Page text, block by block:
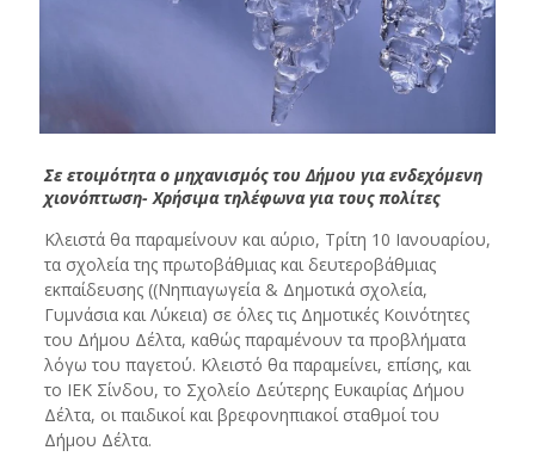
Σε ετοιμότητα ο μηχανισμός του Δήμου για ενδεχόμενη
χιονόπτωση- Χρήσιμα τηλέφωνα για τους πολίτες
Κλειστά θα παραμείνουν και αύριο, Τρίτη 10 Ιανουαρίου,
τα σχολεία της πρωτοβάθμιας και δευτεροβάθμιας
εκπαίδευσης ((Νηπιαγωγεία & Δημοτικά σχολεία,
Γυμνάσια και Λύκεια) σε όλες τις Δημοτικές Κοινότητες
του Δήμου Δέλτα, καθώς παραμένουν τα προβλήματα
λόγω του παγετού. Κλειστό θα παραμείνει, επίσης, και
το ΙΕΚ Σίνδου, το Σχολείο Δεύτερης Ευκαιρίας Δήμου
Δέλτα, οι παιδικοί και βρεφονηπιακοί σταθμοί του
Δήμου Δέλτα.